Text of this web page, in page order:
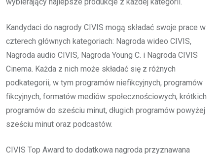
Kandydaci do nagrody CIVIS mogą składać swoje prace w
czterech głównych kategoriach: Nagroda wideo CIVIS,
Nagroda audio CIVIS, Nagroda Young C. i Nagroda CIVIS
Cinema. Każda z nich może składać się z różnych
podkategorii, w tym programów niefikcyjnych, programów
fikcyjnych, formatów mediów społecznościowych, krótkich
programów do sześciu minut, długich programów powyżej
sześciu minut oraz podcastów.
CIVIS Top Award to dodatkowa nagroda przyznawana